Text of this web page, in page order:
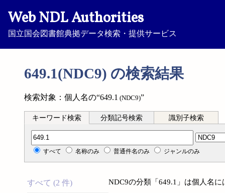
Web NDL Authorities
国立国会図書館典拠データ検索・提供サービス
649.1(NDC9) の検索結果
検索対象：個人名の“649.1 (NDC9)”
キーワード検索 分類記号検索 識別子検索
分類記号検索
すべて 名称のみ 普通件名のみ ジャンルのみ
すべて (2 件)
NDC9の分類「649.1」は個人名